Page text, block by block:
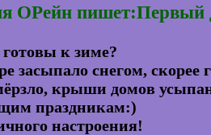
ОРейн пишет:Первый
к зиме?
засыпало снегом, скорее
крыши домов
праздникам:)
настроения!